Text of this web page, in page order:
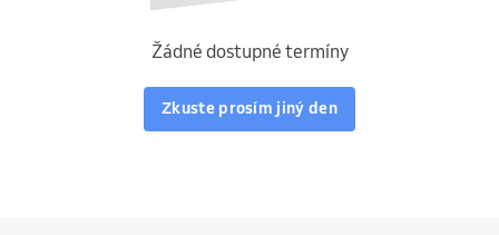
Žádné dostupné termíny
Zkuste prosím jiný den